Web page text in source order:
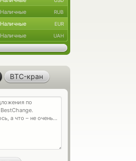
Наличные RUB
Наличные EUR
Наличные UAH
BTC-кран